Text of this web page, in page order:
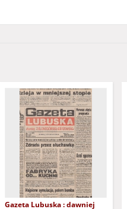
Gazeta Lubuska : dawniej